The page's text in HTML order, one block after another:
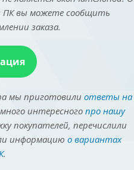
ПК вы можете сообщить
заказа.
мы приготовили ответы на
интересного про нашу
покупателей, перечислили
информацию о вариантах
.